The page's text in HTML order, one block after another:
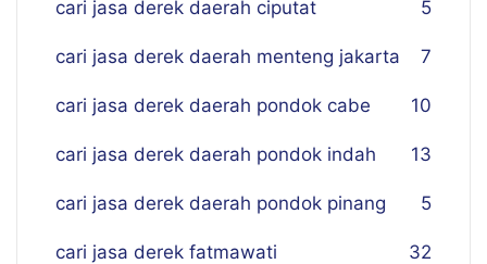
cari jasa derek daerah ciputat 5
cari jasa derek daerah menteng jakarta 7
cari jasa derek daerah pondok cabe 10
cari jasa derek daerah pondok indah 13
cari jasa derek daerah pondok pinang 5
cari jasa derek fatmawati 32